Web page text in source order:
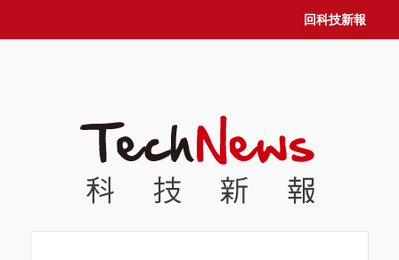
回科技新報